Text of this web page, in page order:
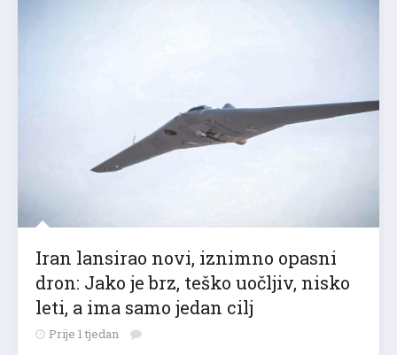
Iran lansirao novi, iznimno opasni
dron: Jako je brz, teško uočljiv, nisko
leti, a ima samo jedan cilj
Prije 1 tjedan